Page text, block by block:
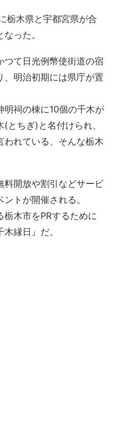
栃木県と宇都宮県が合
った。
つて日光例幣使街道の宿
、明治初期には県庁が置
明祠の棟に10個の千木が
とちぎ)と名付けられ、
われている、そんな栃木
料開放や割引などサービ
トが開催される。
木市をPRするために
縁日』だ。